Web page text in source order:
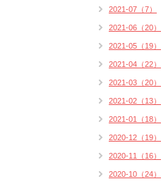
2021-07（7）
2021-06（20）
2021-05（19）
2021-04（22）
2021-03（20）
2021-02（13）
2021-01（18）
2020-12（19）
2020-11（16）
2020-10（24）